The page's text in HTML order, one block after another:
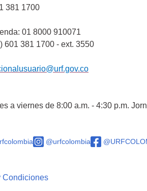
381 1700
01 8000 910071
601 381 1700 - ext. 3550
a viernes de 8:00 a.m. - 4:30 p.m.
@urfcolombia
Condiciones